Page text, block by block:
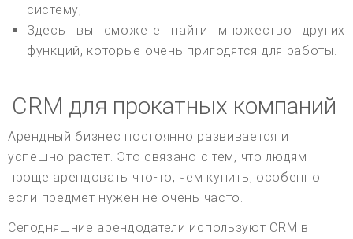
систему;
Здесь вы сможете найти множество других
функций, которые очень пригодятся для работы.
CRM для прокатных компаний
Арендный бизнес постоянно развивается и
успешно растет. Это связано с тем, что людям
проще арендовать что-то, чем купить, особенно
если предмет нужен не очень часто.
Сегодняшние арендодатели используют CRM в